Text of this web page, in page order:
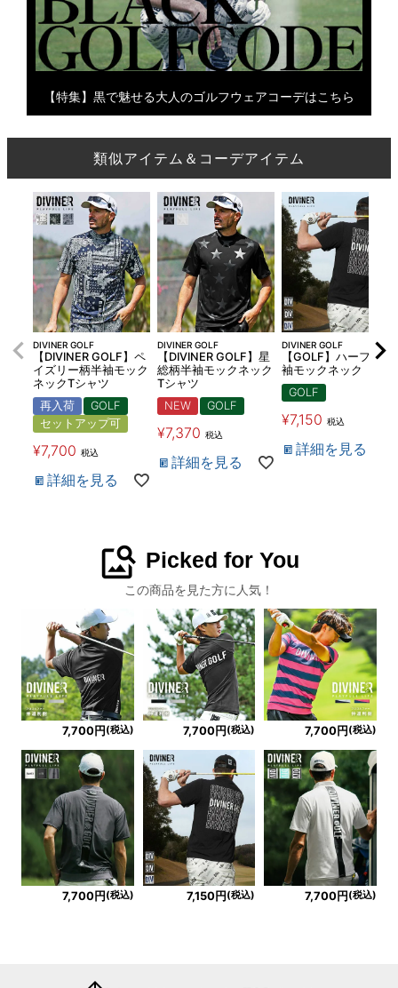
【特集】黒で魅せる大人のゴルフウェアコーデはこちら
類似アイテム＆コーデアイテム
DIVINER GOLF
【DIVINER GOLF】ペ
イズリー柄半袖モック
ネックTシャツ
再入荷
GOLF
セットアップ可
¥7,700 税込
詳細を見る
DIVINER GOLF
【DIVINER GOLF】星
総柄半袖モックネック
Tシャツ
NEW
GOLF
¥7,370 税込
詳細を見る
DIVINER GOLF
【GOLF】ハーフZIP半
袖モックネック
GOLF
¥7,150 税込
詳細を見る
image_search Picked for You
この商品を見た方に人気！
7,700円 (税込) 7,700円 (税込) 7,700円 (税込)
7,700円(税込) 7,150円(税込) 7,700円(税込)